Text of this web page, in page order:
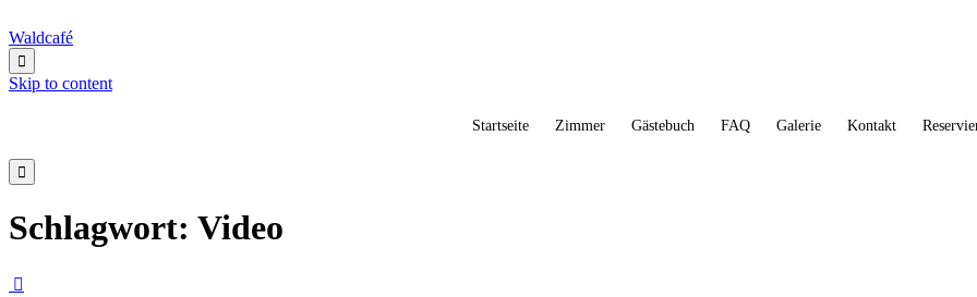
Waldcafé

Skip to content
Startseite Zimmer Gästebuch FAQ Galerie Kontakt

Schlagwort: Video
